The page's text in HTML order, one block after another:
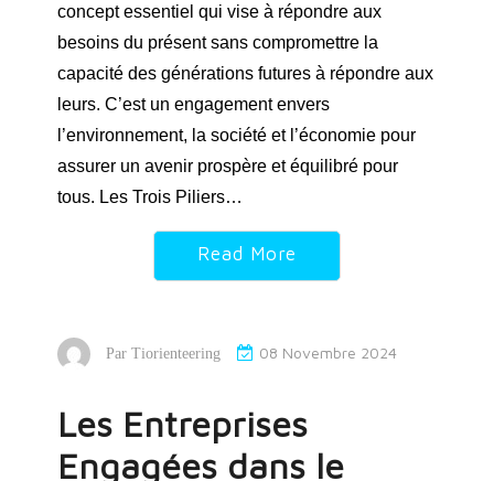
concept essentiel qui vise à répondre aux
besoins du présent sans compromettre la
capacité des générations futures à répondre aux
leurs. C’est un engagement envers
l’environnement, la société et l’économie pour
assurer un avenir prospère et équilibré pour
tous. Les Trois Piliers…
Read More
Par Tiorienteering 08 Novembre 2024
Les Entreprises
Engagées dans le